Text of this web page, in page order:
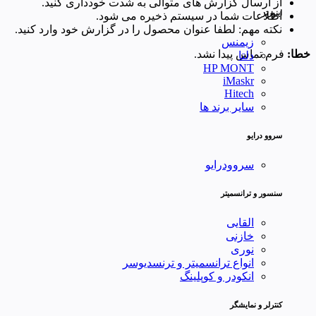
اینورتر
زیمنس
دلتا
HP MONT
iMaskr
Hitech
سایر برند ها
سروو درایو
سروودرایو
سنسور و ترانسمیتر
القایی
خازنی
نوری
انواع ترانسمیتر و ترنسدیوسر
انکودر و کوپلینگ
کنترلر و نمایشگر
اطلاعات شما در سیستم ذخیره می شود.
نکته مهم: لطفا عنوان محصول را در گزارش خود وارد کنید.
خطا: فرم تماس پیدا نشد.